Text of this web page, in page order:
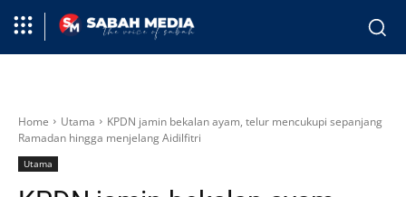
Home Utama
KPDN jamin bekalan ayam, telur mencukupi sepanjang
Ramadan hingga menjelang Aidilfitri
Utama